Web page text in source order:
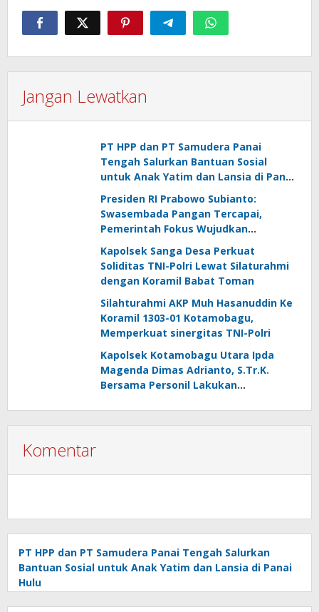
Jangan Lewatkan
PT HPP dan PT Samudera Panai
Tengah Salurkan Bantuan Sosial
untuk Anak Yatim dan Lansia di Panai
Presiden RI Prabowo Subianto:
Swasembada Pangan Tercapai,
Pemerintah Fokus Wujudkan
Kemandirian Energi dan Air
Kapolsek Sanga Desa Perkuat
Soliditas TNI-Polri Lewat Silaturahmi
dengan Koramil Babat Toman
Silahturahmi AKP Muh Hasanuddin Ke
Koramil 1303-01 Kotamobagu,
Memperkuat sinergitas TNI-Polri
Kapolsek Kotamobagu Utara Ipda
Magenda Dimas Adrianto, S.Tr.K.
Bersama Personil Lakukan
Komentar
PT HPP dan PT Samudera Panai Tengah Salurkan
Bantuan Sosial untuk Anak Yatim dan Lansia di Panai
Hulu